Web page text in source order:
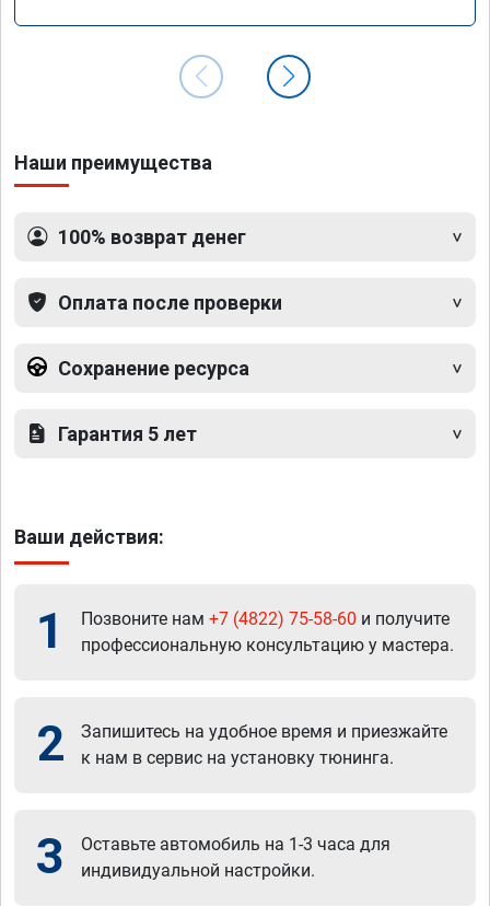
Наши преимущества
100% возврат денег
Оплата после проверки
Сохранение ресурса
Гарантия 5 лет
Ваши действия:
1 Позвоните нам +7 (4822) 75-58-60 и получите
профессиональную консультацию у мастера.
2
Запишитесь на удобное время и приезжайте
к нам в сервис на установку тюнинга.
3
Оставьте автомобиль на 1-3 часа для
индивидуальной настройки.